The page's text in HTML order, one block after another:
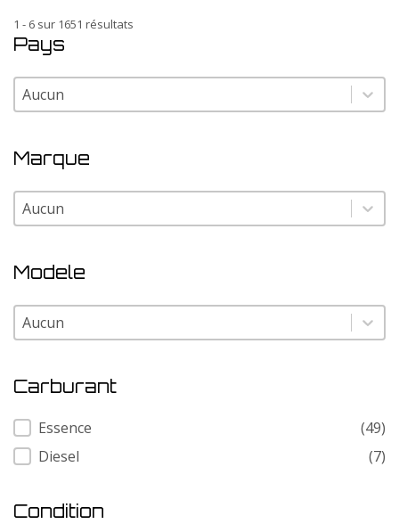
1 - 6 sur 1651 résultats
Pays
Pays
Pays
Marque
Marque
Marque
Modele
Modele
Modele
Carburant
Carburant
Essence
(49)
Diesel
(7)
Condition